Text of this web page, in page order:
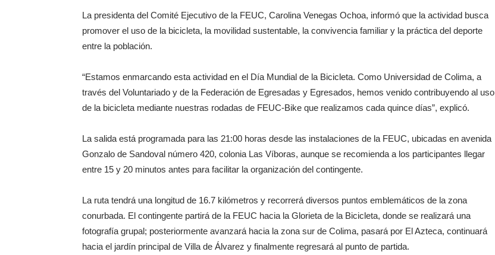
La presidenta del Comité Ejecutivo de la FEUC, Carolina Venegas Ochoa, informó que la actividad busca
promover el uso de la bicicleta, la movilidad sustentable, la convivencia familiar y la práctica del deporte
entre la población.
“Estamos enmarcando esta actividad en el Día Mundial de la Bicicleta. Como Universidad de Colima, a
través del Voluntariado y de la Federación de Egresadas y Egresados, hemos venido contribuyendo al uso
de la bicicleta mediante nuestras rodadas de FEUC-Bike que realizamos cada quince días”, explicó.
La salida está programada para las 21:00 horas desde las instalaciones de la FEUC, ubicadas en avenida
Gonzalo de Sandoval número 420, colonia Las Víboras, aunque se recomienda a los participantes llegar
entre 15 y 20 minutos antes para facilitar la organización del contingente.
La ruta tendrá una longitud de 16.7 kilómetros y recorrerá diversos puntos emblemáticos de la zona
conurbada. El contingente partirá de la FEUC hacia la Glorieta de la Bicicleta, donde se realizará una
fotografía grupal; posteriormente avanzará hacia la zona sur de Colima, pasará por El Azteca, continuará
hacia el jardín principal de Villa de Álvarez y finalmente regresará al punto de partida.